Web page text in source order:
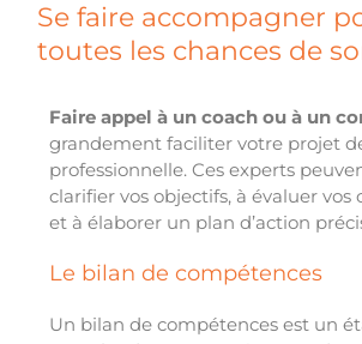
Se faire accompagner
toutes les chances de
Faire appel à un coach ou à un
grandement faciliter votre projet
professionnelle. Ces experts
clarifier vos objectifs, à évaluer vos
et à élaborer un plan d’action
Le bilan de compétences
Un bilan de compétences est un